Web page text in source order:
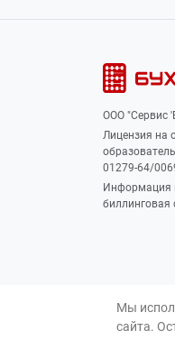
ООО "Сервис
Лицензия на
01279-64/
Информация
биллинговая
Мы
сайта.